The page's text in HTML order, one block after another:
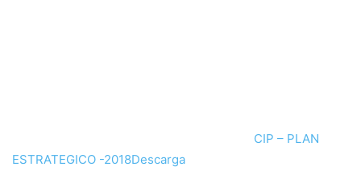
CIP – PLAN
ESTRATEGICO -2018Descarga